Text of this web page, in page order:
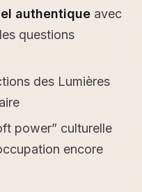
authentique avec
questions
des Lumières
power” culturelle
encore